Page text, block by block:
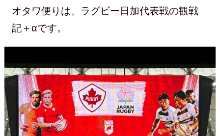
オタワ便りは、ラグビー日加代表戦の観戦
記＋αです。